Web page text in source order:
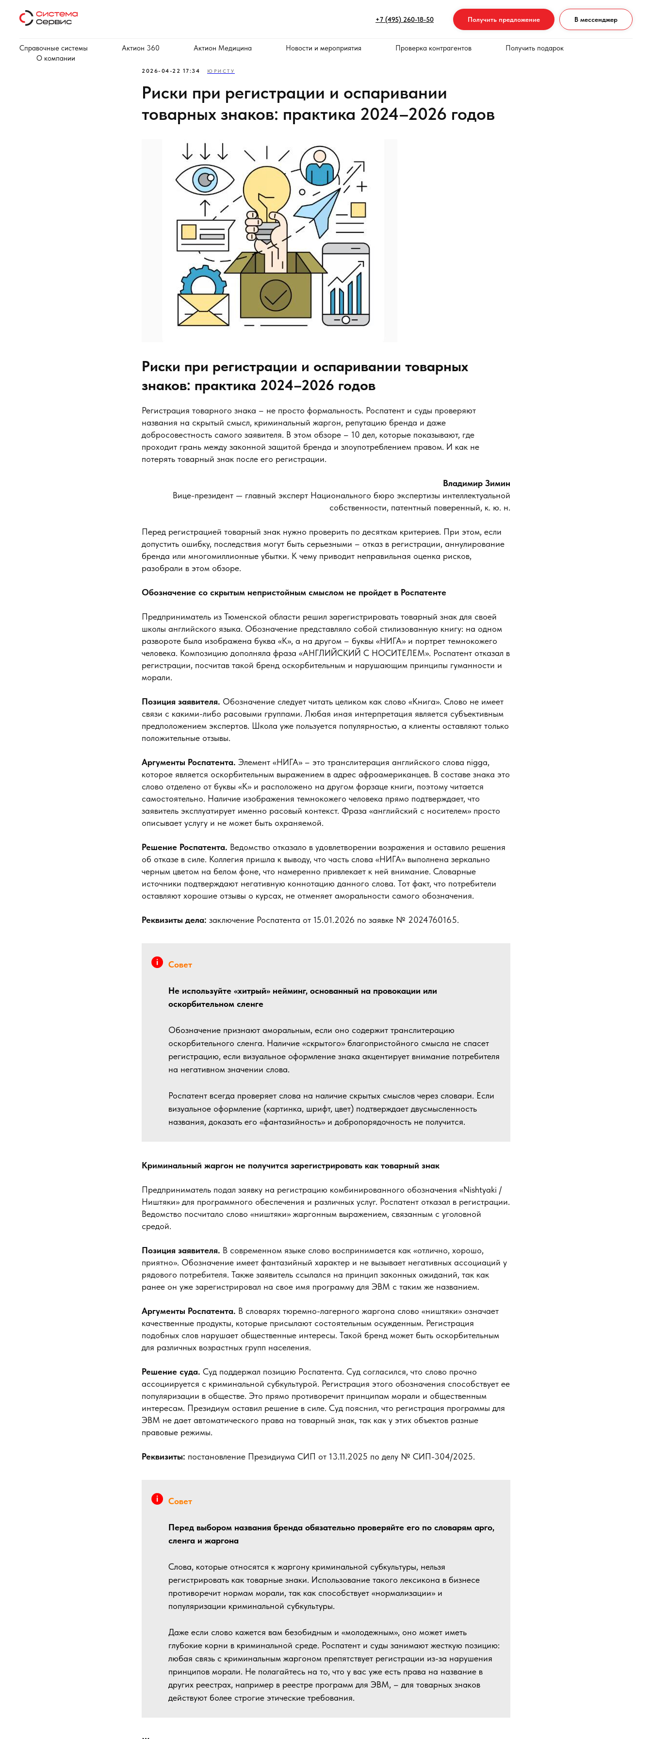
+7 (495) 260-18-50 Получить предложение В мессенджер
Справочные системы Актион 360 Актион Медицина Новости и мероприятия Проверка контрагентов
Получить подарок
О компании
2026-04-22 17:34 ЮРИСТУ
Риски при регистрации и оспаривании
товарных знаков: практика 2024–2026 годов
Риски при регистрации и оспаривании товарных
знаков: практика 2024–2026 годов
Регистрация товарного знака – не просто формальность. Роспатент и суды проверяют
названия на скрытый смысл, криминальный жаргон, репутацию бренда и даже
добросовестность самого заявителя. В этом обзоре – 10 дел, которые показывают, где
проходит грань между законной защитой бренда и злоупотреблением правом. И как не
потерять товарный знак после его регистрации.
Владимир Зимин
Вице-президент — главный эксперт Национального бюро экспертизы интеллектуальной
собственности, патентный поверенный, к. ю. н.
Перед регистрацией товарный знак нужно проверить по десяткам критериев. При этом, если
допустить ошибку, последствия могут быть серьезными – отказ в регистрации, аннулирование
бренда или многомиллионные убытки. К чему приводит неправильная оценка рисков,
разобрали в этом обзоре.
Обозначение со скрытым непристойным смыслом не пройдет в Роспатенте
Предприниматель из Тюменской области решил зарегистрировать товарный знак для своей
школы английского языка. Обозначение представляло собой стилизованную книгу: на одном
развороте была изображена буква «К», а на другом – буквы «НИГА» и портрет темнокожего
человека. Композицию дополняла фраза «АНГЛИЙСКИЙ С НОСИТЕЛЕМ». Роспатент отказал в
регистрации, посчитав такой бренд оскорбительным и нарушающим принципы гуманности и
морали.
Позиция заявителя. Обозначение следует читать целиком как слово «Книга». Слово не имеет
связи с какими-либо расовыми группами. Любая иная интерпретация является субъективным
предположением экспертов. Школа уже пользуется популярностью, а клиенты оставляют только
положительные отзывы.
Аргументы Роспатента. Элемент «НИГА» – это транслитерация английского слова nigga,
которое является оскорбительным выражением в адрес афроамериканцев. В составе знака это
слово отделено от буквы «К» и расположено на другом форзаце книги, поэтому читается
самостоятельно. Наличие изображения темнокожего человека прямо подтверждает, что
заявитель эксплуатирует именно расовый контекст. Фраза «английский с носителем» просто
описывает услугу и не может быть охраняемой.
Решение Роспатента. Ведомство отказало в удовлетворении возражения и оставило решения
об отказе в силе. Коллегия пришла к выводу, что часть слова «НИГА» выполнена зеркально
черным цветом на белом фоне, что намеренно привлекает к ней внимание. Словарные
источники подтверждают негативную коннотацию данного слова. Тот факт, что потребители
оставляют хорошие отзывы о курсах, не отменяет аморальности самого обозначения.
Реквизиты дела: заключение Роспатента от 15.01.2026 по заявке № 2024760165.
Совет
Не используйте «хитрый» нейминг, основанный на провокации или
оскорбительном сленге
Обозначение признают аморальным, если оно содержит транслитерацию
оскорбительного сленга. Наличие «скрытого» благопристойного смысла не спасет
регистрацию, если визуальное оформление знака акцентирует внимание потребителя
на негативном значении слова.
Роспатент всегда проверяет слова на наличие скрытых смыслов через словари. Если
визуальное оформление (картинка, шрифт, цвет) подтверждает двусмысленность
названия, доказать его «фантазийность» и добропорядочность не получится.
Криминальный жаргон не получится зарегистрировать как товарный знак
Предприниматель подал заявку на регистрацию комбинированного обозначения «Nishtyaki /
Ништяки» для программного обеспечения и различных услуг. Роспатент отказал в регистрации.
Ведомство посчитало слово «ништяки» жаргонным выражением, связанным с уголовной
средой.
Позиция заявителя. В современном языке слово воспринимается как «отлично, хорошо,
приятно». Обозначение имеет фантазийный характер и не вызывает негативных ассоциаций у
рядового потребителя. Также заявитель ссылался на принцип законных ожиданий, так как
ранее он уже зарегистрировал на свое имя программу для ЭВМ с таким же названием.
Аргументы Роспатента. В словарях тюремно-лагерного жаргона слово «ништяки» означает
качественные продукты, которые присылают состоятельным осужденным. Регистрация
подобных слов нарушает общественные интересы. Такой бренд может быть оскорбительным
для различных возрастных групп населения.
Решение суда. Суд поддержал позицию Роспатента. Суд согласился, что слово прочно
ассоциируется с криминальной субкультурой. Регистрация этого обозначения способствует ее
популяризации в обществе. Это прямо противоречит принципам морали и общественным
интересам. Президиум оставил решение в силе. Суд пояснил, что регистрация программы для
ЭВМ не дает автоматического права на товарный знак, так как у этих объектов разные
правовые режимы.
Реквизиты: постановление Президиума СИП от 13.11.2025 по делу № СИП-304/2025.
Совет
Перед выбором названия бренда обязательно проверяйте его по словарям арго,
сленга и жаргона
Слова, которые относятся к жаргону криминальной субкультуры, нельзя
регистрировать как товарные знаки. Использование такого лексикона в бизнесе
противоречит нормам морали, так как способствует «нормализации» и
популяризации криминальной субкультуры.
Даже если слово кажется вам безобидным и «молодежным», оно может иметь
глубокие корни в криминальной среде. Роспатент и суды занимают жесткую позицию:
любая связь с криминальным жаргоном препятствует регистрации из-за нарушения
принципов морали. Не полагайтесь на то, что у вас уже есть права на название в
других реестрах, например в реестре программ для ЭВМ, – для товарных знаков
действуют более строгие этические требования.